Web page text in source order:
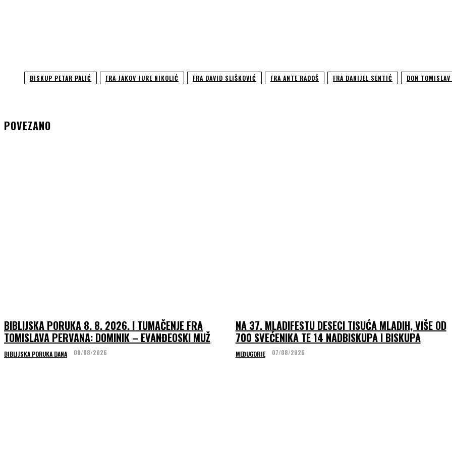
BISKUP PETAR PALIĆ FRA JAKOV JURE NIKOLIĆ FRA DAVID SLIŠKOVIĆ FRA ANTE RADOŠ FRA DANIJEL SENTIĆ DON
POVEZANO
BIBLIJSKA PORUKA 8. 8. 2026. I TUMAČENJE FRA
TOMISLAVA PERVANA: DOMINIK – EVANĐEOSKI MUŽ
BIBLIJSKA PORUKA DANA 08/08/2026
NA 37. MLADIFESTU DESECI TISUĆA MLADIH, VIŠE OD
700 SVEĆENIKA TE 14 NADBISKUPA I BISKUPA
MEĐUGORJE 07/08/2026